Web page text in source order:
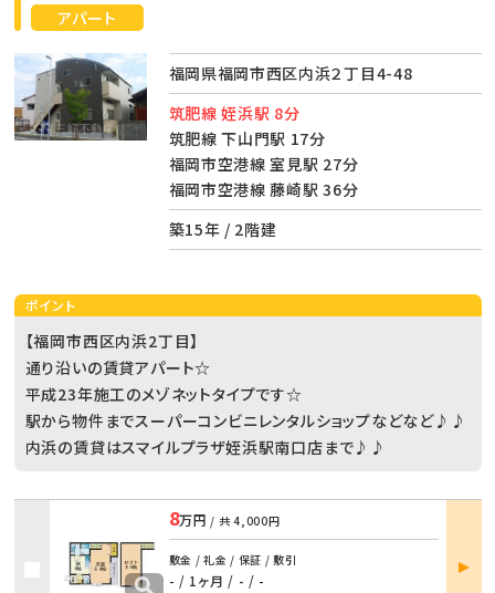
アパート
福岡県福岡市西区内浜２丁目4-48
筑肥線 姪浜駅 8分
筑肥線 下山門駅 17分
福岡市空港線 室見駅 27分
福岡市空港線 藤崎駅 36分
築15年 / 2階建
ポイント
【福岡市西区内浜2丁目】
通り沿いの賃貸アパート☆
平成23年施工のメゾネットタイプです☆
駅から物件までスーパーコンビニレンタルショップなどなど♪♪
内浜の賃貸はスマイルプラザ姪浜駅南口店まで♪♪
8万円 / 共4,000円
敷金 / 礼金 / 保証 / 敷引
- / 1ヶ月 / - / -
部屋
詳細